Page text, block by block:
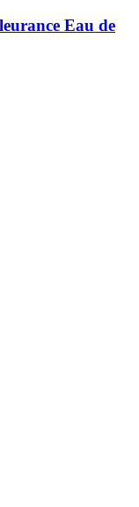
Eau de